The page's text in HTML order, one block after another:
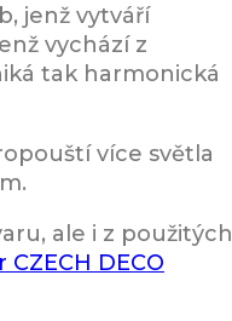
jenž vytváří
vychází z
tak harmonická
více světla
ale i z použitých
DECO